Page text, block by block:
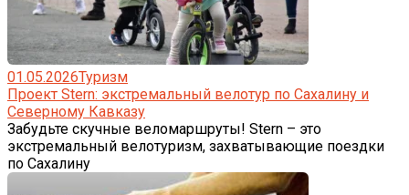
01.05.2026Туризм
Проект Stern: экстремальный велотур по Сахалину и
Северному Кавказу
Забудьте скучные веломаршруты! Stern – это
экстремальный велотуризм, захватывающие поездки
по Сахалину